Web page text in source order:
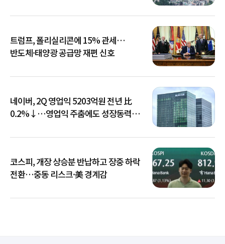
트럼프, 폴리실리콘에 15% 관세…
반도체·태양광 공급망 재편 신호
네이버, 2Q 영업익 5203억원 전년 比
0.2%↓…영업익 주춤에도 성장동력
코스피, 개장 상승분 반납하고 장중 하락
전환…중동 리스크·美 경계감